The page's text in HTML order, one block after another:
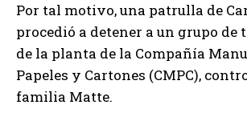
Por tal motivo, una patrulla de
procedió a detener a un grupo de
de la planta de la Compañía
Papeles y Cartones (CMPC),
familia Matte.